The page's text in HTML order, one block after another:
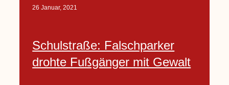
26 Januar, 2021
Schulstraße: Falschparker
drohte Fußgänger mit Gewalt